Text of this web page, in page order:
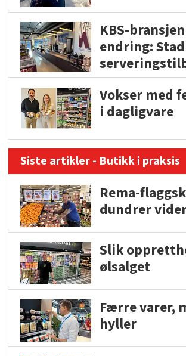
KBS-
endring:
Vokser med
i dagligvare
Siste artikler - Butikk i praksis
Rema-
dundrer
Slik
ølsalget
Færre varer,
hyller